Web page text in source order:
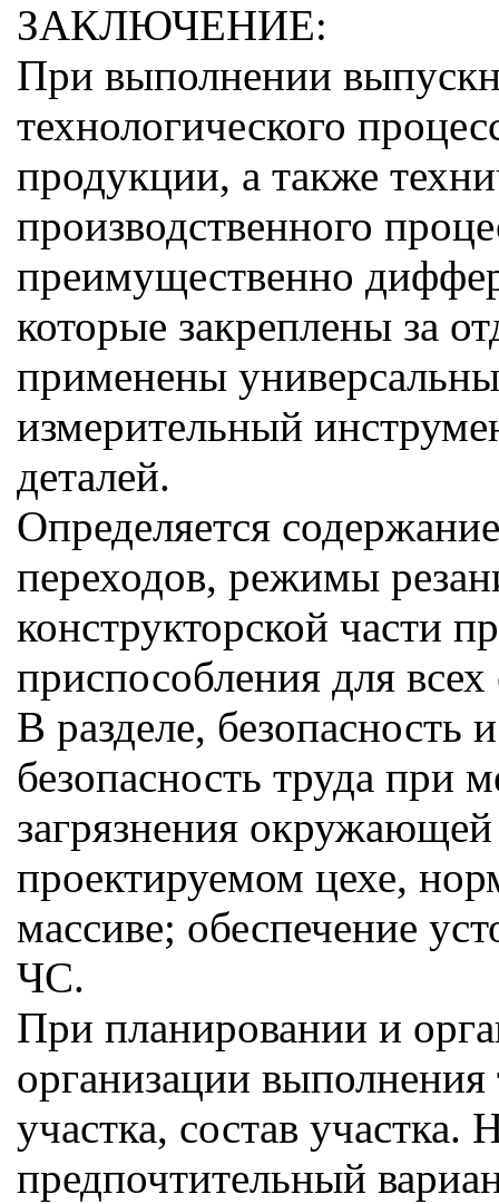
ЗАКЛЮЧЕНИЕ:
При выполнении
технологического
продукции, а также
производственного
преимущественно
которые закреплены за
применены
измерительный
деталей.
Определяется
переходов, режимы
конструкторской части
приспособления для
В разделе, безопасность
безопасность труда при
загрязнения
проектируемом цехе,
массиве; обеспечение
ЧС.
При планировании и
организации выполнения
участка, состав
предпочтительный